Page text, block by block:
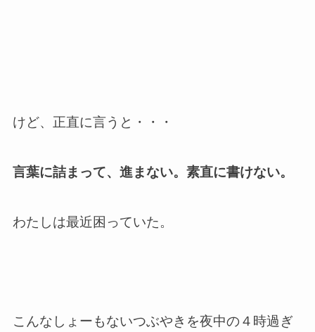
けど、正直に言うと・・・
言葉に詰まって、進まない。素直に書けない。
わたしは最近困っていた。
こんなしょーもないつぶやきを夜中の４時過ぎ